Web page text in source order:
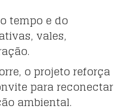
tempo e do
vales,
o projeto reforça
para reconectar
ambiental.